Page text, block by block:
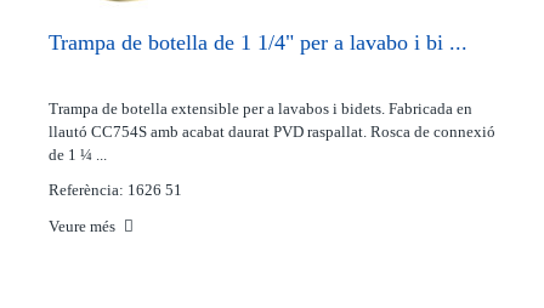
Trampa de botella de 1 1/4" per a lavabo i bi ...
Trampa de botella extensible per a lavabos i bidets. Fabricada en
llautó CC754S amb acabat daurat PVD raspallat. Rosca de connexió
de 1 ¼ ...
Referència: 1626 51
Veure més